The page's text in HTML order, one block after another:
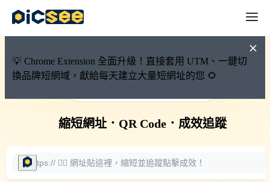
💡 Chrome Extension 全面升級！直接套用 UTM、一鍵切
換品牌短網域，獻給每天建立大量短網址的您 🌻
🚀 PicSee 短網址永久有效
縮短網址． QR Code． 成效追蹤